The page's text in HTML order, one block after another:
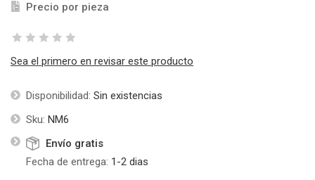
Precio por pieza
Sea el primero en revisar este producto
Disponibilidad: Sin existencias
Sku: NM6
Envío gratis
Fecha de entrega: 1-2 dias